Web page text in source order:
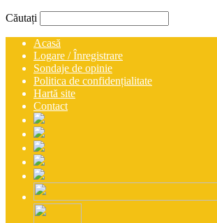
Căutați
Acasă
Logare / Înregistrare
Sondaje de opinie
Politica de confidențialitate
Hartă site
Contact